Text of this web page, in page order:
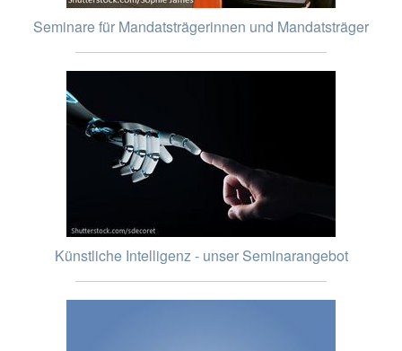
Seminare für Mandatsträgerinnen und Mandatsträger
Künstliche Intelligenz - unser Seminarangebot